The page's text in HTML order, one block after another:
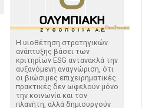
Η υιοθέτηση στρατηγικών
ανάπτυξης βάσει των
κριτηρίων ESG αντανακλά την
αυξανόμενη αναγνώριση, ότι
οι βιώσιμες επιχειρηματικές
πρακτικές δεν ωφελούν μόνο
την κοινωνία και τον
πλανήτη, αλλά δημιουργούν